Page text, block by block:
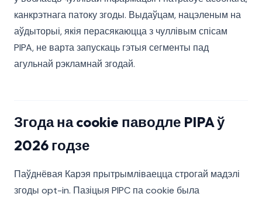
канкрэтнага патоку згоды. Выдаўцам, нацэленым на
аўдыторыі, якія перасякаюцца з чуллівым спісам
PIPA, не варта запускаць гэтыя сегменты пад
агульнай рэкламнай згодай.
Згода на cookie паводле PIPA ў
2026 годзе
Паўднёвая Карэя прытрымліваецца строгай мадэлі
згоды opt-in. Пазіцыя PIPC па cookie была